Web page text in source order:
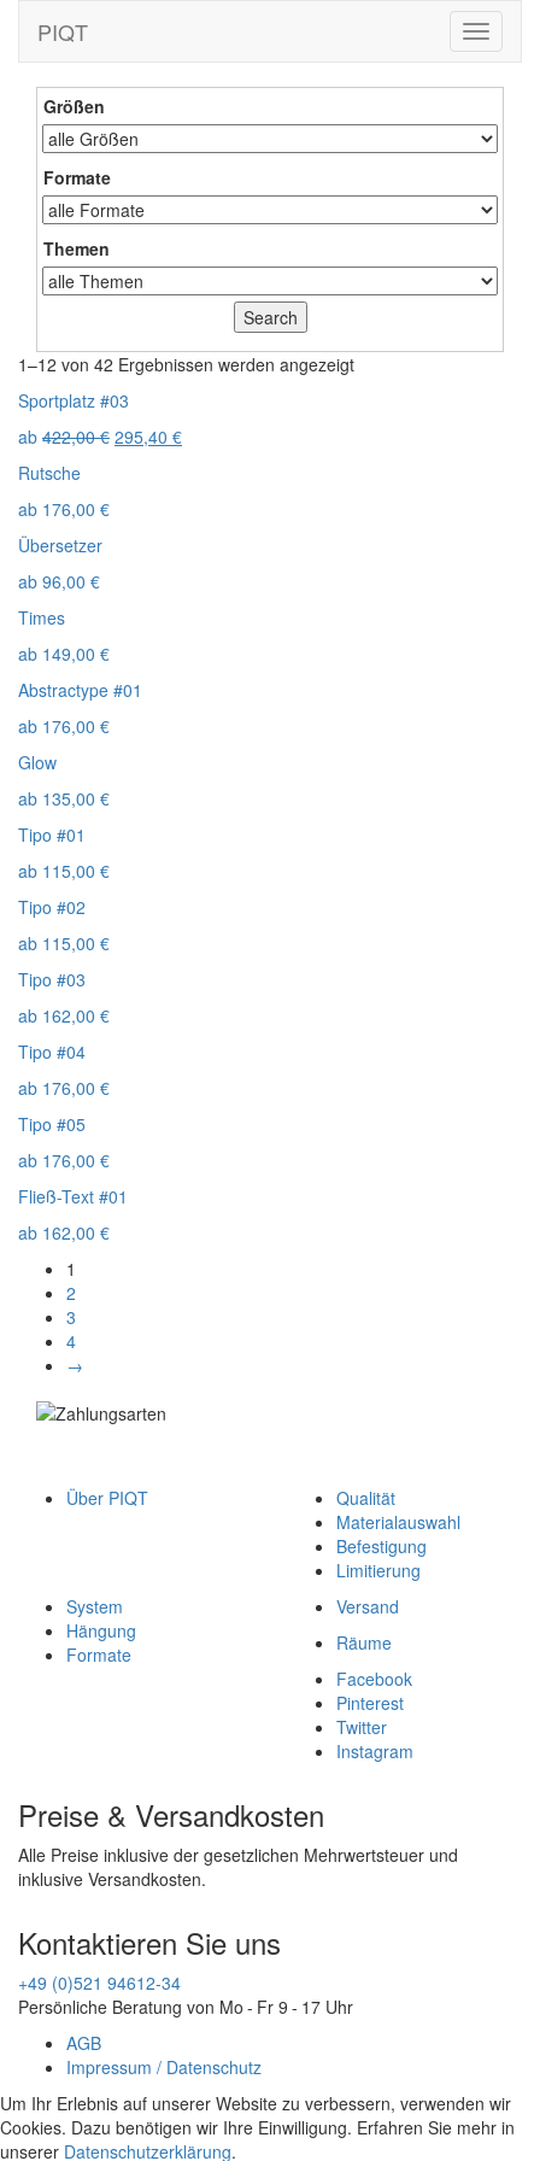
Toggle
PIQT
Größen
Formate
Themen
1–12 von 42 Ergebnissen werden angezeigt
Sportplatz #03
ab 422,00€ 295,40 €
Rutsche
ab 176,00 €
Übersetzer
ab 96,00 €
Times
ab 149,00 €
Abstractype #01
ab 176,00 €
Glow
ab 135,00 €
Tipo #01
ab 115,00 €
Tipo #02
ab 115,00 €
Tipo #03
ab 162,00 €
Tipo #04
ab 176,00 €
Tipo #05
ab 176,00 €
Fließ-Text #01
ab 162,00 €
1
2
3
4
→
Über PIQT
Qualität
Materialauswahl
Befestigung
Limitierung
System
Hängung
Formate
Versand
Räume
Facebook
Pinterest
Twitter
Instagram
Preise & Versandkosten
Alle Preise inklusive der gesetzlichen Mehrwertsteuer und
inklusive Versandkosten.
Kontaktieren Sie uns
+49 (0)521 94612-34
Persönliche Beratung von Mo - Fr 9 - 17 Uhr
AGB
Impressum / Datenschutz
Um Ihr Erlebnis auf unserer Website zu verbessern, verwenden wir
Cookies. Dazu benötigen wir Ihre Einwilligung. Erfahren Sie mehr in
unserer Datenschutzerklärung.